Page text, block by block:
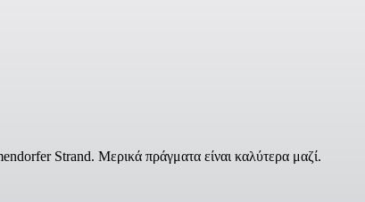
Strand. Μερικά πράγματα είναι καλύτερα μαζί.